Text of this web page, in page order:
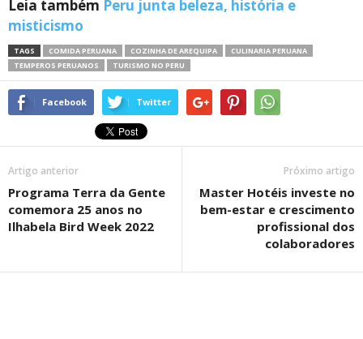
Leia também Peru junta beleza, história e
misticismo
TAGS COMIDA PERUANA COZINHA DE AREQUIPA
CULINARIA PERUANA
TEMPEROS PERUANOS
TURISMO NO PERU
Facebook Twitter
Artigo anterior
Programa Terra da Gente
comemora 25 anos no
Ilhabela Bird Week 2022
Próximo artigo
Master Hotéis investe no
bem-estar e crescimento
profissional dos
colaboradores